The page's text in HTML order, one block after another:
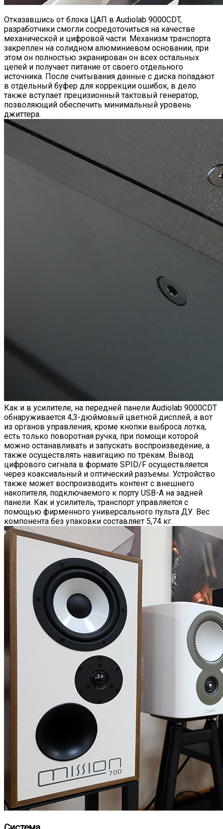
Отказавшись от блока ЦАП в Audiolab 9000CDT,
разработчики смогли сосредоточиться на качестве
механической и цифровой части. Механизм транспорта
закреплен на солидном алюминиевом основании, при
этом он полностью экранирован он всех остальных
цепей и получает питание от своего отдельного
источника. После считывания данные с диска попадают
в отдельный буфер для коррекции ошибок, в дело
также вступает прецизионный тактовый генератор,
позволяющий обеспечить минимальный уровень
джиттера.
Как и в усилителе, на передней панели Audiolab 9000CDT
обнаруживается 4,3-дюймовый цветной дисплей, а вот
из органов управления, кроме кнопки выброса лотка,
есть только поворотная ручка, при помощи которой
можно останавливать и запускать воспроизведение, а
также осуществлять навигацию по трекам. Вывод
цифрового сигнала в формате SPID/F осуществляется
через коаксиальный и оптический разъемы. Устройство
также может воспроизводить контент с внешнего
накопителя, подключаемого к порту USB-A на задней
панели. Как и усилитель, транспорт управляется с
помощью фирменного универсального пульта ДУ. Вес
компонента без упаковки составляет 5,74 кг.